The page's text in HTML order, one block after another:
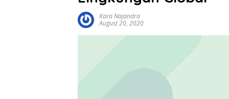
Kara Najandra
August 20, 2020